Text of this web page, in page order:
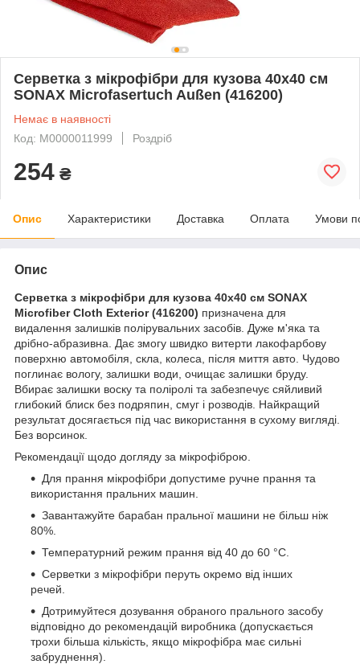
Серветка з мікрофібри для кузова 40х40 см
SONAX Microfasertuch Außen (416200)
Немає в наявності
Код: М0000011999
Роздріб
254 ₴
Опис Характеристики Доставка Оплата Умови
Опис
Серветка з мікрофібри для кузова 40х40 см SONAX
Microfiber Cloth Exterior (416200) призначена для
видалення залишків полірувальних засобів. Дуже м'яка та
дрібно-абразивна. Дає змогу швидко витерти лакофарбову
поверхню автомобіля, скла, колеса, після миття авто. Чудово
поглинає вологу, залишки води, очищає залишки бруду.
Вбирає залишки воску та поліролі та забезпечує сяйливий
глибокий блиск без подряпин, смуг і розводів. Найкращий
результат досягається під час використання в сухому вигляді.
Без ворсинок.
Рекомендації щодо догляду за мікрофіброю.
Для прання мікрофібри допустиме ручне прання та
використання пральних машин.
Завантажуйте барабан пральної машини не більш ніж
80%.
Температурний режим прання від 40 до 60 °C.
Серветки з мікрофібри перуть окремо від інших
речей.
Дотримуйтеся дозування обраного прального засобу
відповідно до рекомендацій виробника (допускається
трохи більша кількість, якщо мікрофібра має сильні
забруднення).